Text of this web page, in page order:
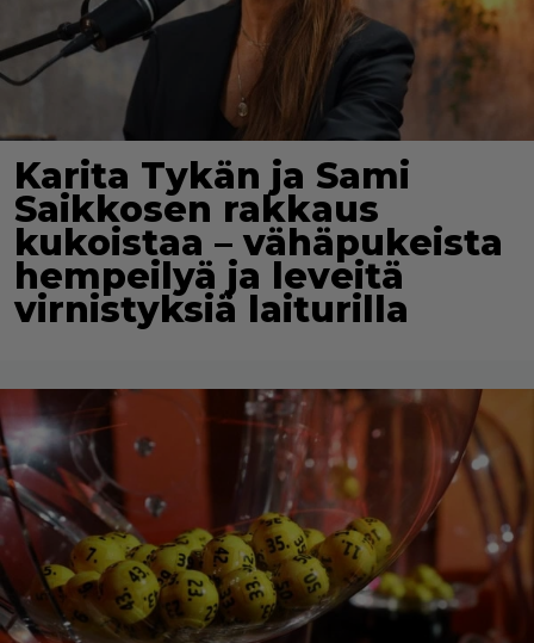
Karita Tykän ja Sami
Saikkosen rakkaus
kukoistaa – vähäpukeista
hempeilyä ja leveitä
virnistyksiä laiturilla